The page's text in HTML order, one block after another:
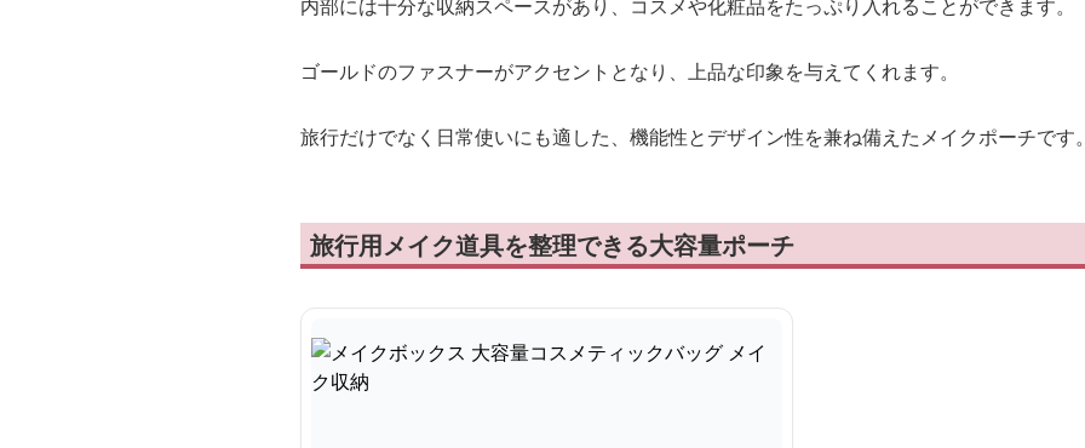
内部には十分な収納スペースがあり、コスメや化粧品をたっぷり入れることができます。
ゴールドのファスナーがアクセントとなり、上品な印象を与えてくれます。
旅行だけでなく日常使いにも適した、機能性とデザイン性を兼ね備えたメイクポーチです。
旅行用メイク道具を整理できる大容量ポーチ